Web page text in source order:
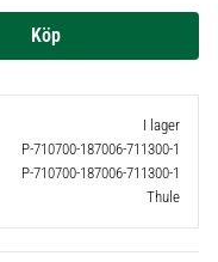
I lager
P-710700-187006-711300-1
P-710700-187006-711300-1
Thule